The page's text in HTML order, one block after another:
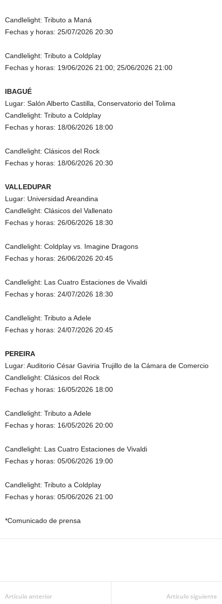
Candlelight: Tributo a Maná
Fechas y horas: 25/07/2026 20:30
Candlelight: Tributo a Coldplay
Fechas y horas: 19/06/2026 21:00; 25/06/2026 21:00
IBAGUÉ
Lugar: Salón Alberto Castilla, Conservatorio del Tolima
Candlelight: Tributo a Coldplay
Fechas y horas: 18/06/2026 18:00
Candlelight: Clásicos del Rock
Fechas y horas: 18/06/2026 20:30
VALLEDUPAR
Lugar: Universidad Areandina
Candlelight: Clásicos del Vallenato
Fechas y horas: 26/06/2026 18:30
Candlelight: Coldplay vs. Imagine Dragons
Fechas y horas: 26/06/2026 20:45
Candlelight: Las Cuatro Estaciones de Vivaldi
Fechas y horas: 24/07/2026 18:30
Candlelight: Tributo a Adele
Fechas y horas: 24/07/2026 20:45
PEREIRA
Lugar: Auditorio César Gaviria Trujillo de la Cámara de Comercio
Candlelight: Clásicos del Rock
Fechas y horas: 16/05/2026 18:00
Candlelight: Tributo a Adele
Fechas y horas: 16/05/2026 20:00
Candlelight: Las Cuatro Estaciones de Vivaldi
Fechas y horas: 05/06/2026 19:00
Candlelight: Tributo a Coldplay
Fechas y horas: 05/06/2026 21:00
*Comunicado de prensa
Artículo anterior Artículo siguiente